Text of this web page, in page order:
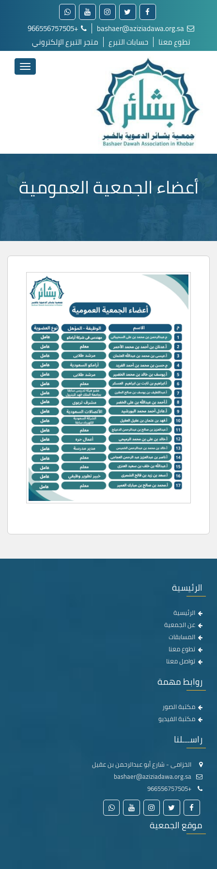
+966556757505
تطوع معنا
حسابات التبرع متجر التبرع الإلكتروني
أعضاء الجمعية العمومية
الرئيسية
الرئيسية
عن الجمعية
المسابقات
تطوع معنا
تواصل معنا
روابط مهمة
مكتبة الصور
مكتبة الفيديو
راســـلنا
الخزامى - شارع أبو عبدالرحمن بن عقيل
+966556757505
موقع الجمعية